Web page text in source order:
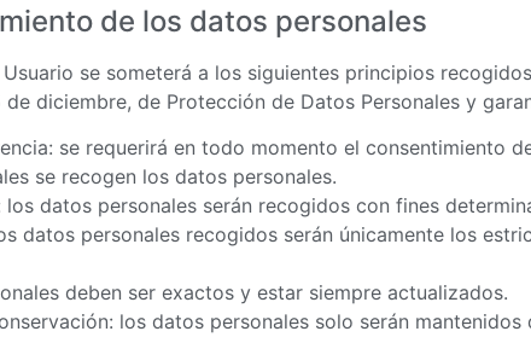
de los datos personales
se someterá a los siguientes principios
diciembre, de Protección de Datos Personales y
se requerirá en todo momento el consentimiento
se recogen los datos personales.
datos personales serán recogidos con fines
datos personales recogidos serán únicamente los
deben ser exactos y estar siempre actualizados.
los datos personales solo serán